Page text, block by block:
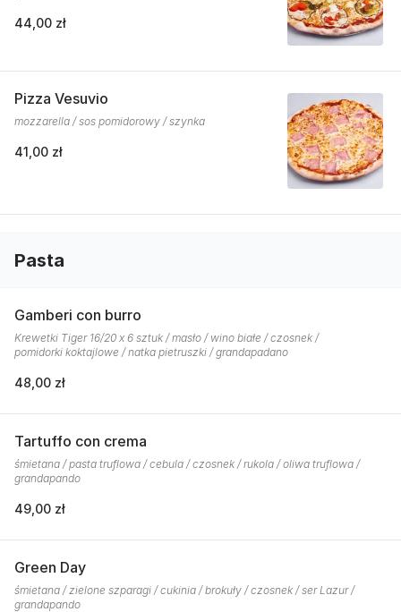
44,00 zł
Pizza Vesuvio
mozzarella / sos pomidorowy / szynka
41,00 zł
Pasta
Gamberi con burro
Krewetki Tiger 16/20 x 6 sztuk / masło / wino białe / czosnek /
pomidorki koktajlowe / natka pietruszki / grandapadano
48,00 zł
Tartuffo con crema
śmietana / pasta truflowa / cebula / czosnek / rukola / oliwa truflowa /
grandapando
49,00 zł
Green Day
śmietana / zielone szparagi / cukinia / brokuły / czosnek / ser Lazur /
grandapando